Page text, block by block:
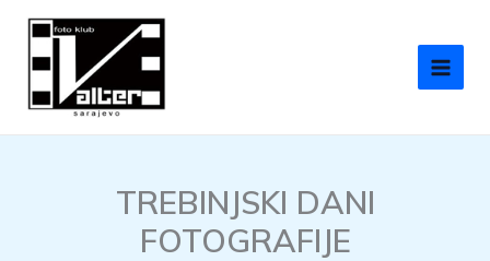
content
TREBINJSKI DANI
FOTOGRAFIJE